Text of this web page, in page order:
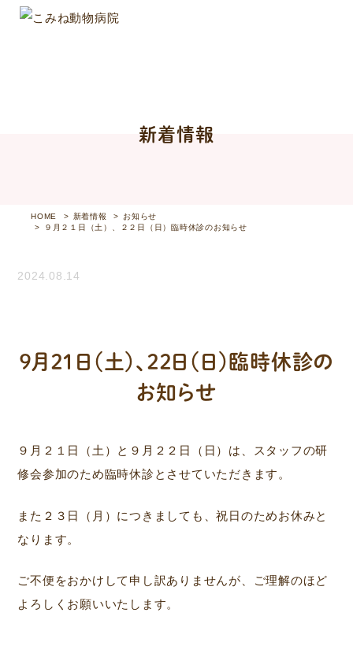
新着情報
HOME 新着情報
お知らせ
９月２１日（土）、２２日（日）臨時休診のお知らせ
2024.08.14
９月２１日（土）、２２日（日）臨時休診の
お知らせ
９月２１日（土）と９月２２日（日）は、スタッフの研
修会参加のため臨時休診とさせていただきます。
また２３日（月）につきましても、祝日のためお休みと
なります。
ご不便をおかけして申し訳ありませんが、ご理解のほど
よろしくお願いいたします。